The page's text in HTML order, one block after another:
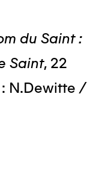
du Saint :
Saint, 22
: N.Dewitte /